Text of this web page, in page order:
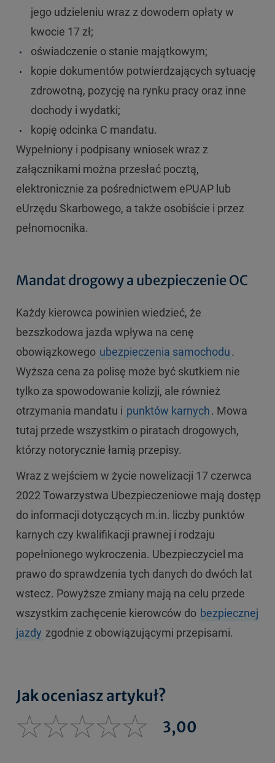
jego udzieleniu wraz z dowodem opłaty w
kwocie 17 zł;
oświadczenie o stanie majątkowym;
kopie dokumentów potwierdzających sytuację
zdrowotną, pozycję na rynku pracy oraz inne
dochody i wydatki;
kopię odcinka C mandatu.
Wypełniony i podpisany wniosek wraz z
załącznikami można przesłać pocztą,
elektronicznie za pośrednictwem ePUAP lub
eUrzędu Skarbowego, a także osobiście i przez
pełnomocnika.
Mandat drogowy a ubezpieczenie OC
Każdy kierowca powinien wiedzieć, że
bezszkodowa jazda wpływa na cenę
obowiązkowego ubezpieczenia samochodu.
Wyższa cena za polisę może być skutkiem nie
tylko za spowodowanie kolizji, ale również
otrzymania mandatu i punktów karnych. Mowa
tutaj przede wszystkim o piratach drogowych,
którzy notorycznie łamią przepisy.
Wraz z wejściem w życie nowelizacji 17 czerwca
2022 Towarzystwa Ubezpieczeniowe mają dostęp
do informacji dotyczących m.in. liczby punktów
karnych czy kwalifikacji prawnej i rodzaju
popełnionego wykroczenia. Ubezpieczyciel ma
prawo do sprawdzenia tych danych do dwóch lat
wstecz. Powyższe zmiany mają na celu przede
wszystkim zachęcenie kierowców do bezpiecznej
jazdy zgodnie z obowiązującymi przepisami.
Jak oceniasz artykuł?
3,00